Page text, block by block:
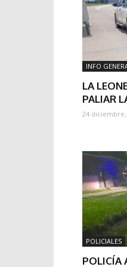
INFO
LA
PALIAR
24 diciembre,
POLICIALES
POLICÍA